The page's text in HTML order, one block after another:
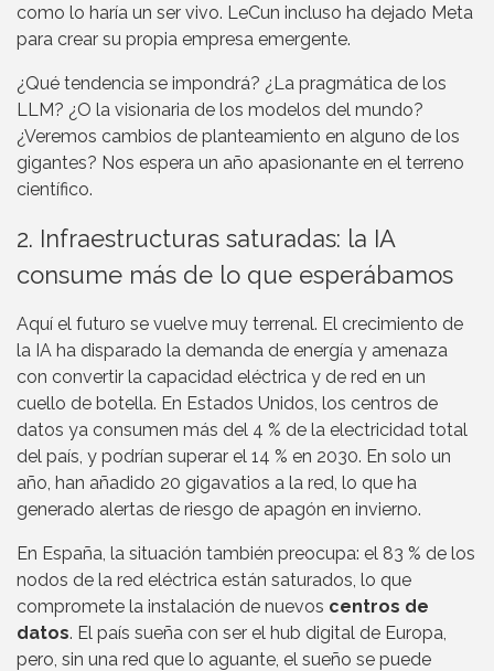
como lo haría un ser vivo. LeCun incluso ha dejado Meta
para crear su propia empresa emergente.
¿Qué tendencia se impondrá? ¿La pragmática de los
LLM? ¿O la visionaria de los modelos del mundo?
¿Veremos cambios de planteamiento en alguno de los
gigantes? Nos espera un año apasionante en el terreno
científico.
2. Infraestructuras saturadas: la IA
consume más de lo que esperábamos
Aquí el futuro se vuelve muy terrenal. El crecimiento de
la IA ha disparado la demanda de energía y amenaza
con convertir la capacidad eléctrica y de red en un
cuello de botella. En Estados Unidos, los centros de
datos ya consumen más del 4 % de la electricidad total
del país, y podrían superar el 14 % en 2030. En solo un
año, han añadido 20 gigavatios a la red, lo que ha
generado alertas de riesgo de apagón en invierno.
En España, la situación también preocupa: el 83 % de los
nodos de la red eléctrica están saturados, lo que
compromete la instalación de nuevos centros de
datos. El país sueña con ser el hub digital de Europa,
pero, sin una red que lo aguante, el sueño se puede